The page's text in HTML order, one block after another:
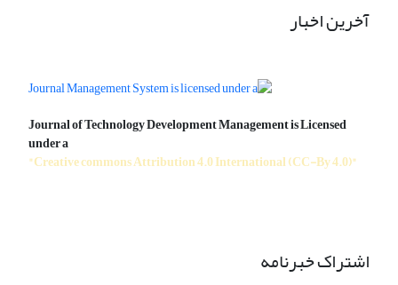
آخرین اخبار
Journal of Technology Development Management is Licensed
under a
"Creative commons Attribution 4.0 International (CC-By 4.0)"
اشتراک خبرنامه